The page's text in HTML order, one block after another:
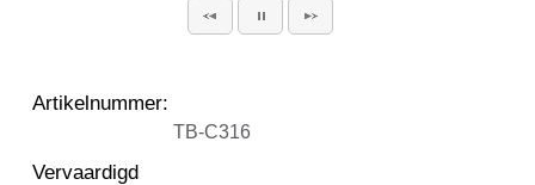
Artikelnummer:
TB-C316
Vervaardigd